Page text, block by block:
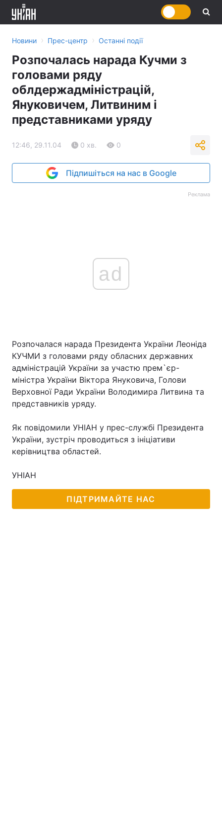
Головна Війна
Україна Політика
Новини › Прес-центр › Останні події
Розпочалась нарада Кучми з
головами ряду
облдержадміністрацій,
Януковичем, Литвиним і
представниками уряду
12:46, 29.11.04 0 хв. 0
Підпишіться на нас в Google
Реклама
ad
Розпочалася нарада Президента України Леоніда
КУЧМИ з головами ряду обласних державних
адміністрацій України за участю прем`єр-
міністра України Віктора Януковича, Голови
Верховної Ради України Володимира Литвина та
представників уряду.
Як повідомили УНІАН у прес-службі Президента
України, зустріч проводиться з ініціативи
керівництва областей.
УНІАН
ПІДТРИМАЙТЕ НАС